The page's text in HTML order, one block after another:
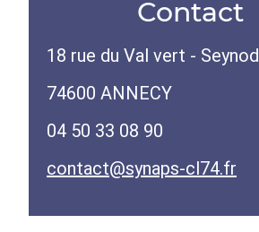
Contact
18 rue du Val vert - Seynod
74600 ANNECY
04 50 33 08 90
contact@synaps-cl74.fr